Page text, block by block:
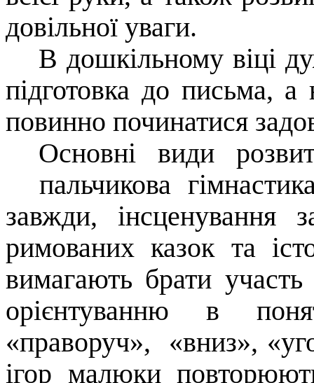
довільної уваги.
В дошкільному віці
підготовка до письма,
повинно починатися
Основні види
пальчикова
завжди, інсценування
римованих казок та
вимагають брати
орієнтуванню в
«праворуч», «вниз»,
ігор малюки